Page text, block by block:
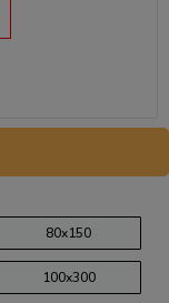
80x150
100x300